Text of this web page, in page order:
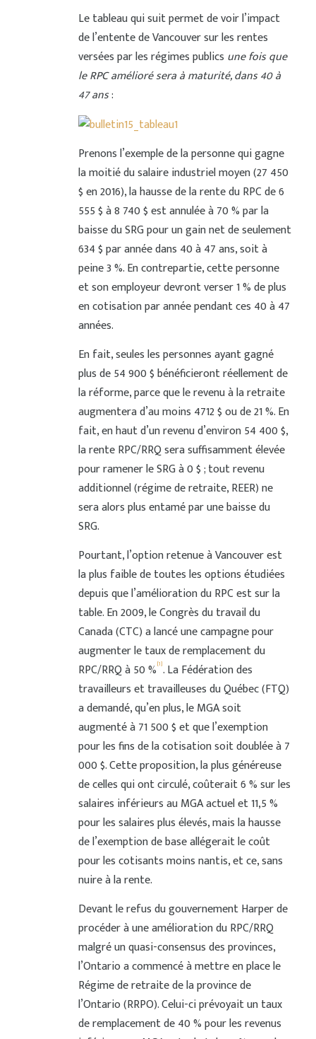
Le tableau qui suit permet de voir l’impact
de l’entente de Vancouver sur les rentes
versées par les régimes publics une fois que
le RPC amélioré sera à maturité, dans 40 à
47 ans:
Prenons l’exemple de la personne qui gagne
la moitié du salaire industriel moyen (27 450
$ en 2016), la hausse de la rente du RPC de 6
555 $ à 8 740 $ est annulée à 70 % par la
baisse du SRG pour un gain net de seulement
634 $ par année dans 40 à 47 ans, soit à
peine 3 %. En contrepartie, cette personne
et son employeur devront verser 1 % de plus
en cotisation par année pendant ces 40 à 47
années.
En fait, seules les personnes ayant gagné
plus de 54 900 $ bénéficieront réellement de
la réforme, parce que le revenu à la retraite
augmentera d’au moins 4712 $ ou de 21 %. En
fait, en haut d’un revenu d’environ 54 400 $,
la rente RPC/RRQ sera suffisamment élevée
pour ramener le SRG à 0 $ ; tout revenu
additionnel (régime de retraite, REER) ne
sera alors plus entamé par une baisse du
SRG.
Pourtant, l’option retenue à Vancouver est
la plus faible de toutes les options étudiées
depuis que l’amélioration du RPC est sur la
table. En 2009, le Congrès du travail du
Canada (CTC) a lancé une campagne pour
augmenter le taux de remplacement du
RPC/RRQ à 50 %[1]. La Fédération des
travailleurs et travailleuses du Québec (FTQ)
a demandé, qu’en plus, le MGA soit
augmenté à 71 500 $ et que l’exemption
pour les fins de la cotisation soit doublée à 7
000 $. Cette proposition, la plus généreuse
de celles qui ont circulé, coûterait 6 % sur les
salaires inférieurs au MGA actuel et 11,5 %
pour les salaires plus élevés, mais la hausse
de l’exemption de base allégerait le coût
pour les cotisants moins nantis, et ce, sans
nuire à la rente.
Devant le refus du gouvernement Harper de
procéder à une amélioration du RPC/RRQ
malgré un quasi-consensus des provinces,
l’Ontario a commencé à mettre en place le
Régime de retraite de la province de
l’Ontario (RRPO). Celui-ci prévoyait un taux
de remplacement de 40 % pour les revenus